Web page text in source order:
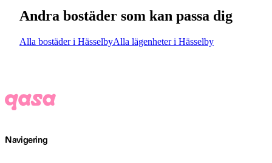
Andra bostäder som kan passa dig
Alla bostäder i HässelbyAlla lägenheter i Hässelby
Navigering